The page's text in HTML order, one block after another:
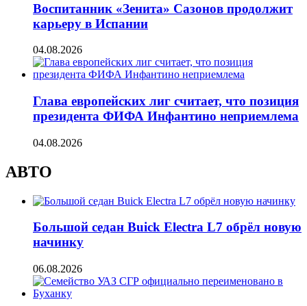
Воспитанник «Зенита» Сазонов продолжит
карьеру в Испании
04.08.2026
Глава европейских лиг считает, что позиция
президента ФИФА Инфантино неприемлема
04.08.2026
АВТО
Большой седан Buick Electra L7 обрёл новую
начинку
06.08.2026